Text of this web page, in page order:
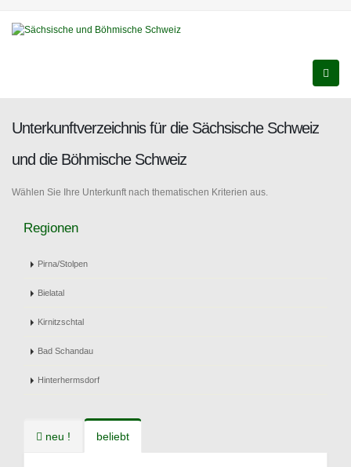
Unterkunftverzeichnis für die Sächsische Schweiz
und die Böhmische Schweiz
Wählen Sie Ihre Unterkunft nach thematischen Kriterien aus.
Regionen
Pirna/Stolpen
Bielatal
Kirnitzschtal
Bad Schandau
Hinterhermsdorf
neu ! beliebt